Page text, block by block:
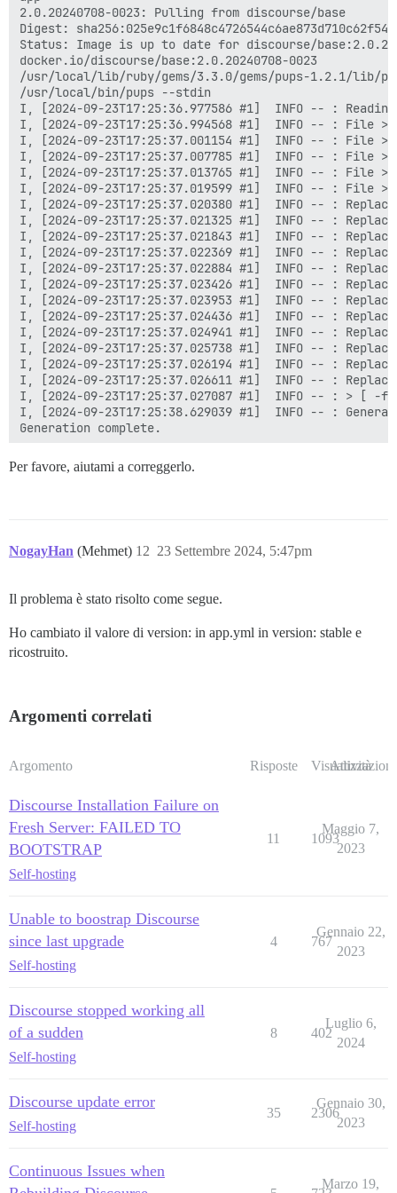
Per favore, aiutami a correggerlo.
NogayHan (Mehmet) 23 Settembre 2024, 5:47pm
12
Il problema è stato risolto come segue.
Ho cambiato il valore di version: in app.yml in version: stable e
ricostruito.
Argomenti correlati
Argomento Risposte Visualizzazioni
Attività
Discourse Installation Failure on
Fresh Server: FAILED TO
BOOTSTRAP
Self-hosting
11 1093
Maggio 7,
2023
Unable to boostrap Discourse
since last upgrade
Self-hosting
4 767
Gennaio 22,
2023
Discourse stopped working all
of a sudden
Self-hosting
8 402
Luglio 6,
2024
Discourse update error
Self-hosting
35 2306
Gennaio 30,
2023
Continuous Issues when
Marzo 19,